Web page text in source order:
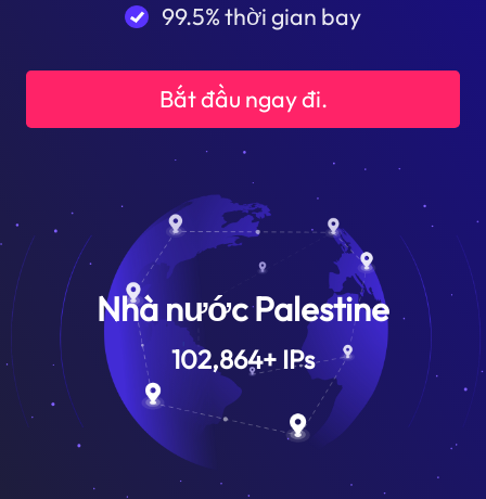
99.5% thời gian bay
Bắt đầu ngay đi.
Nhà nước Palestine
102,864+ IPs